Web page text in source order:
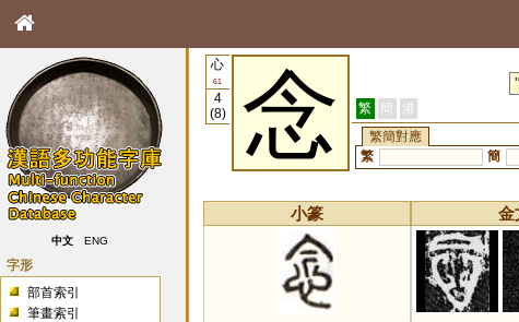
中文 ENG
字形
部首索引
筆畫索引
心
61
4
(8)
念 繁 簡 港
繁簡對應
繁
簡
小篆 金